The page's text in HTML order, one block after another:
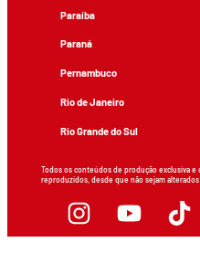
Paraíba
Paraná
Pernambuco
Rio de Janeiro
Rio Grande do Sul
Todos os conteúdos de produção exclusiva
reproduzidos, desde que não sejam